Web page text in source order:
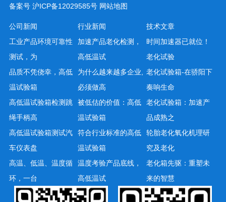
备案号 沪ICP备12029585号 网站地图
公司新闻
工业产品环境可靠性
测试，为
品质不凭侥幸，高低
温试验箱
高低温试验箱检测跳
绳手柄高
高低温试验箱测试汽
车仪表盘
高温、低温、温度循
环，一台
行业新闻
加速产品老化检测，
高低温试
为什么越来越多企业,
必须做高
被低估的价值：高低
温试验箱
符合行业标准的高低
温试验箱
温度考验产品底线，
高低温试
技术文章
时间加速器已就位！
老化试验
老化试验箱-在骄阳下
奏响生命
老化试验箱：加速产
品成熟之
轮胎老化氧化机理研
究及老化
老化箱先驱：重塑未
来的智慧